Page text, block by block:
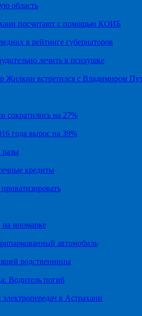
область
посчитают с помощью КОИБ
в рейтинге губернаторов
лечить в психушке
Жилкин встретился с Владимиром
сократились на 27%
года вырос на 39%
разы
кредиты
иномарке
автомобиль
родственницы
Водитель погиб
в Астрахани